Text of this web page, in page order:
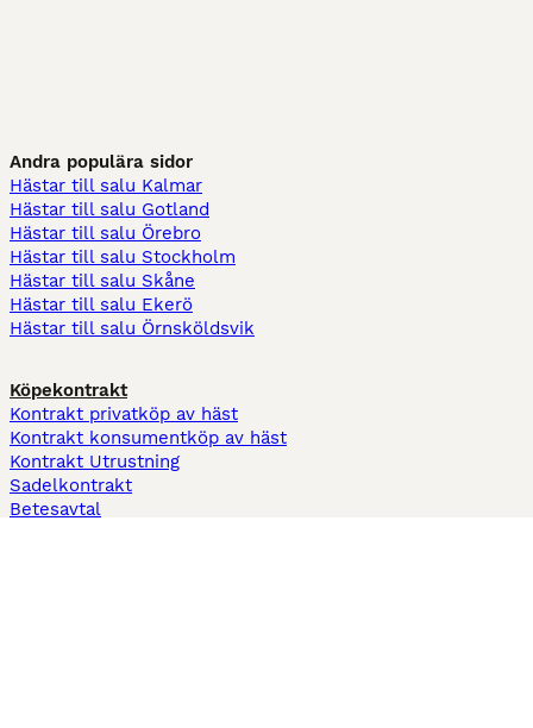
Andra populära sidor
Hästar till salu Kalmar
Hästar till salu Gotland
Hästar till salu Örebro
Hästar till salu Stockholm
Hästar till salu Skåne
Hästar till salu Ekerö
Hästar till salu Örnsköldsvik
Köpekontrakt
Kontrakt privatköp av häst
Kontrakt konsumentköp av häst
Kontrakt Utrustning
Sadelkontrakt
Betesavtal